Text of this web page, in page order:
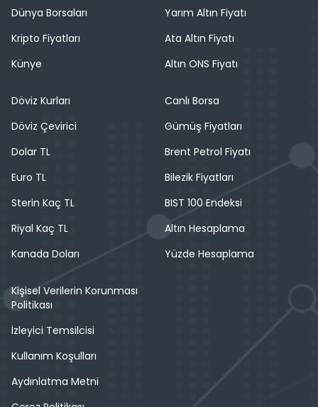
Dünya Borsaları
Kripto Fiyatları
Künye
Yarım Altın Fiyatı
Ata Altın Fiyatı
Altın ONS Fiyatı
Döviz Kurları
Döviz Çevirici
Dolar TL
Euro TL
Sterin Kaç TL
Riyal Kaç TL
Kanada Doları
Canlı Borsa
Gümüş Fiyatları
Brent Petrol Fiyatı
Bilezik Fiyatları
BIST 100 Endeksi
Altın Hesaplama
Yüzde Hesaplama
Kişisel Verilerin Korunması
Politikası
İzleyici Temsilcisi
Kullanım Koşulları
Aydınlatma Metni